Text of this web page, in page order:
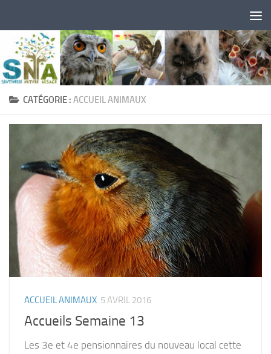
CATÉGORIE : ACCUEIL ANIMAUX
ACCUEIL ANIMAUX 5 AVRIL 2016
Accueils Semaine 13
Les 3e et 4e pensionnaires du nouveau local cette